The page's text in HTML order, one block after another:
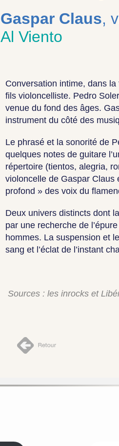
Gaspar Claus,
Al Viento
Conversation intime, dans
fils violoncelliste. Pedro
venue du fond des âges.
instrument du côté des
Le phrasé et la sonorité de
quelques notes de guitare
répertoire (tientos, alegria,
violoncelle de Gaspar Claus
profond » des voix du
Deux univers distincts dont
par une recherche de
hommes. La suspension et
sang et l’éclat de l’instant
Sources : les inrocks et